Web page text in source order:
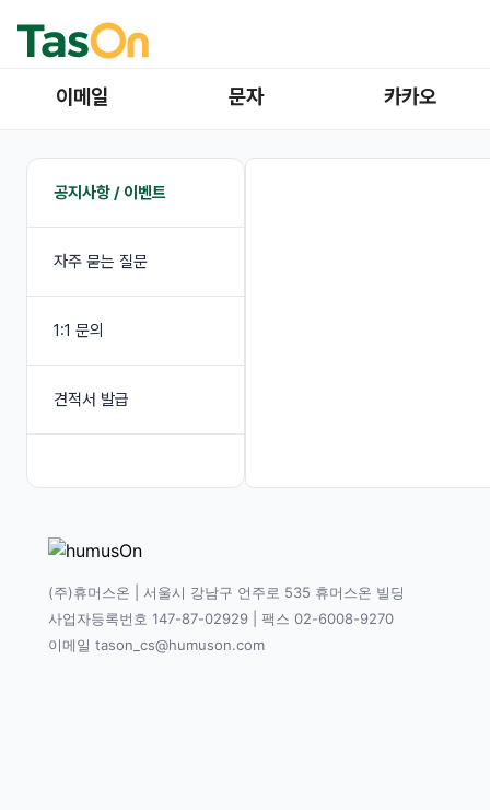
이메일 문자 카카오
공지사항 / 이벤트
자주 묻는 질문
1:1 문의
견적서 발급
(주)휴머스온 | 서울시 강남구 언주로 535 휴머스온 빌딩
사업자등록번호 147-87-02929 | 팩스 02-6008-9270
이메일 tason_cs@humuson.com